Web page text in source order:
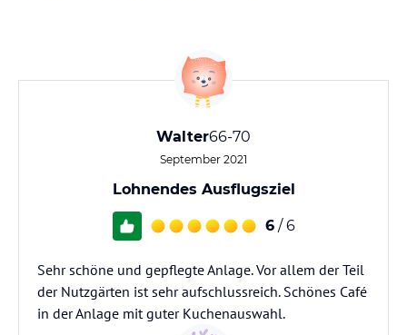
Walter66-70
September 2021
Lohnendes Ausflugsziel
6 / 6
Sehr schöne und gepflegte Anlage. Vor allem der Teil
der Nutzgärten ist sehr aufschlussreich. Schönes Café
in der Anlage mit guter Kuchenauswahl.